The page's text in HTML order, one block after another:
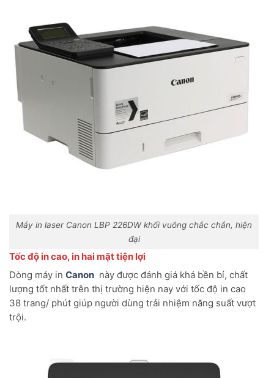
Máy in laser Canon LBP 226DW khối vuông chắc chắn, hiện
đại
Tốc độ in cao, in hai mặt tiện lợi
Dòng máy in Canon này được đánh giá khá bền bỉ, chất
lượng tốt nhất trên thị trường hiện nay với tốc độ in cao
38 trang/ phút giúp người dùng trải nhiệm năng suất vượt
trội.